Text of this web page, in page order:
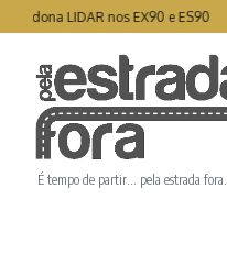
Ir para o conteúdo
LIDAR nos EX90 e ES90
É tempo de partir… pela estrada fora.